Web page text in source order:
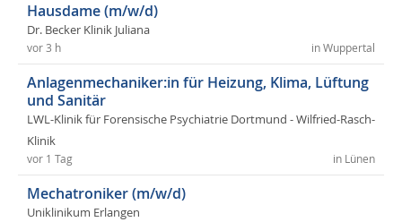
Hausdame (m/w/d)
Dr. Becker Klinik Juliana
in Wuppertal
vor 3 h
Anlagenmechaniker:in für Heizung, Klima, Lüftung
und Sanitär
LWL-Klinik für Forensische Psychiatrie Dortmund - Wilfried-Rasch-
Klinik
in Lünen
vor 1 Tag
Mechatroniker (m/w/d)
Uniklinikum Erlangen